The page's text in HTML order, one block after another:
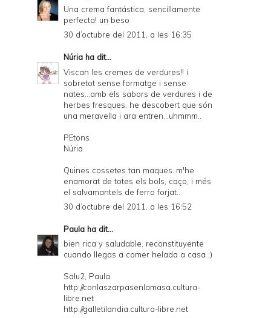
Una crema fantástica, sencillamente
perfecta! un beso
30 d’octubre del 2011, a les 16:35
Núria ha dit...
Viscan les cremes de verdures!! i
sobretot sense formatge i sense
nates...amb els sabors de verdures i de
herbes fresques, he descobert que són
una meravella i ara entren...uhmmm..
PEtons
Núria
Quines cossetes tan maques..m'he
enamorat de totes els bols, caço, i més
el salvamantels de ferro forjat..
30 d’octubre del 2011, a les 16:52
Paula ha dit...
bien rica y saludable, reconstituyente
cuando llegas a comer helada a casa ;)
Salu2, Paula
http://conlaszarpasenlamasa.cultura-
libre.net
http://galletilandia.cultura-libre.net